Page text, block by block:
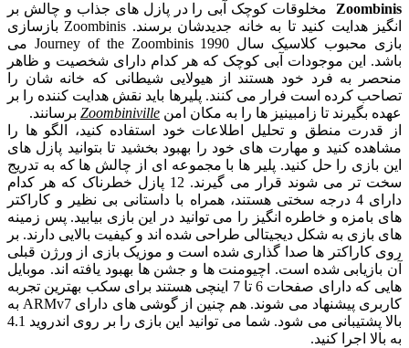
Zoombinis مخلوقات کوچک آبی را در پازل های جذاب و چالش بر
انگیز هدایت کنید تا به خانه جدیدشان برسند. Zoombinis بازسازی
بازی محبوب کلاسیک سال 1990 Journey of the Zoombinis می
باشد. این موجودات آبی کوچک که هر کدام دارای شخصیت و ظاهر
منحصر به فرد خود هستند از هیولایی شیطانی که خانه شان را
تصاحب کرده است فرار می کنند. پلیرها باید نقش هدایت کننده را بر
عهده بگیرند تا زامبینیز ها را به مکان امن Zoombiniville برسانند.
از قدرت منطق و تحلیل اطلاعات خود استفاده کنید، الگو ها را
مشاهده کنید و مهارت های خود را بهبود بخشید تا بتوانید پازل های
این بازی را حل کنید. پلیر ها با مجموعه ای از چالش ها که به تدریج
سخت تر می شوند قرار می گیرند. 12 پازل خطرناک که هر کدام
دارای 4 درجه سختی هستند، همراه با داستانی بی نظیر و کاراکتر
های بامزه و خاطره انگیز را می توانید در این بازی بیابید. پس زمینه
های بازی به شکل دیجیتالی طراحی شده اند و کیفیت بالایی دارند. بر
روی کاراکتر ها صدا گذاری شده است و موزیک بازی از ورژن قبلی
آن بازیابی شده است. اچیومنت ها و جشن ها بهبود یافته اند. موبایل
هایی که دارای صفحات 6 تا 7 اینچی هستند برای سکب بهترین تجربه
کاربری پیشنهاد می شوند. هم چنین از گوشی های دارای ARMv7 به
بالا پشتیبانی می شود. شما می توانید این بازی را بر روی اندروید 4.1
به بالا اجرا کنید.